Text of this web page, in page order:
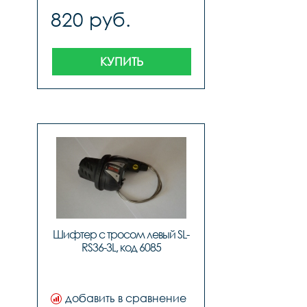
820 руб.
КУПИТЬ
Шифтер с тросом левый SL-
RS36-3L, код 6085
добавить в сравнение